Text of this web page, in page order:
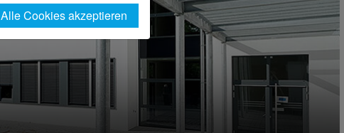
Alle Cookies akzeptieren